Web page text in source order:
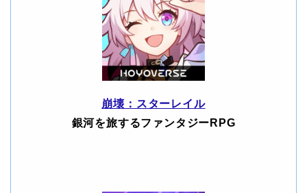
崩壊：スターレイル
銀河を旅するファンタジーRPG